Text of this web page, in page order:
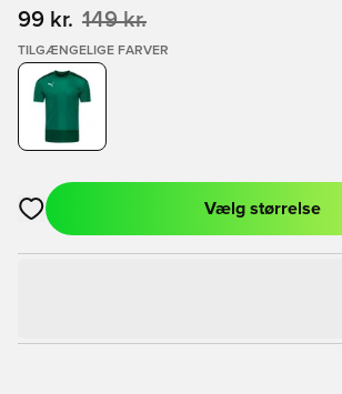
99 kr. 149 kr.
TILGÆNGELIGE FARVER
Åbner en Modal til at logge ind eller
Vælg størrelse